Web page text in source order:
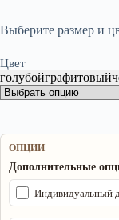
Выберите размер и
Цвет
голубойграфитовый
ОПЦИИ
Дополнительные
Индивидуальный